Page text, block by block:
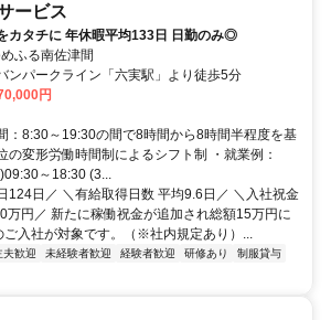
ービス
カタチに 年休暇平均133日 日勤のみ◎
ふる南佐津間
ンパークライン「六実駅」より徒歩5分
円
：8:30～19:30の間で8時間から8時間半程度を基
の変形労働時間制によるシフト制 ・就業例：
～18:30 (3...
124日／ ＼有給取得日数 平均9.6日／ ＼入社祝金
万円／ 新たに稼働祝金が追加され総額15万円に
入社が対象です。（※社内規定あり）...
夫歓迎 未経験者歓迎 経験者歓迎 研修あり
制服貸与